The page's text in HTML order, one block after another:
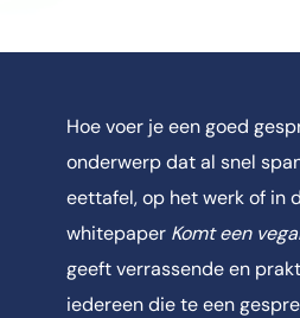
Hoe voer je een goed
onderwerp dat al snel
eettafel, op het werk of in
whitepaper Komt een
geeft verrassende en
iedereen die te een